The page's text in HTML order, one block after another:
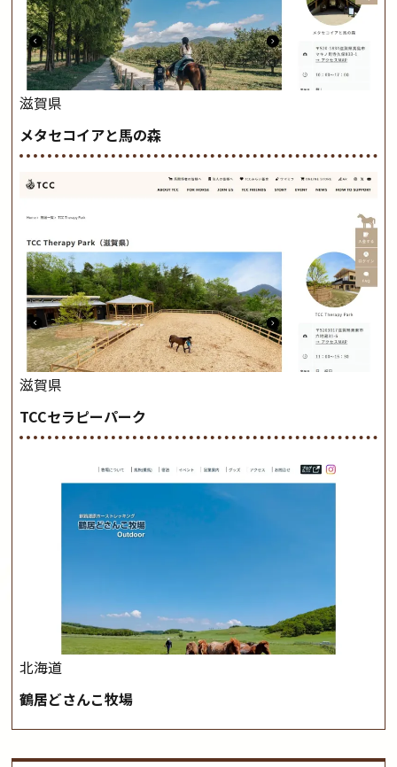
滋賀県
メタセコイアと馬の森
滋賀県
TCCセラピーパーク
北海道
鶴居どさんこ牧場